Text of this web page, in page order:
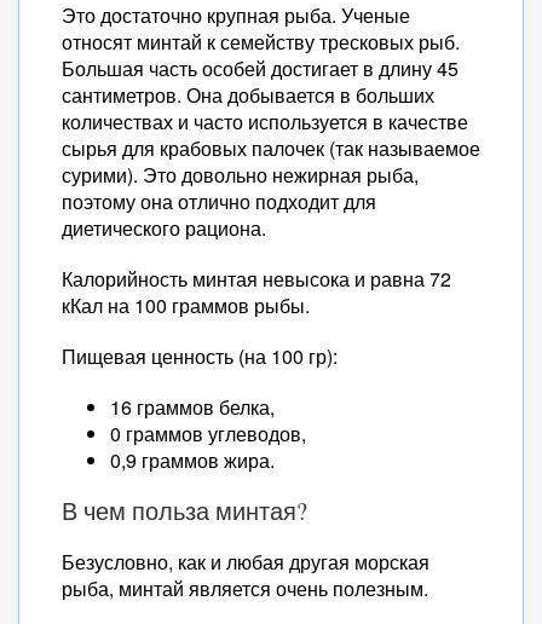
Это достаточно крупная рыба. Ученые
относят минтай к семейству тресковых рыб.
Большая часть особей достигает в длину 45
сантиметров. Она добывается в больших
количествах и часто используется в качестве
сырья для крабовых палочек (так называемое
сурими). Это довольно нежирная рыба,
поэтому она отлично подходит для
диетического рациона.
Калорийность минтая невысока и равна 72
кКал на 100 граммов рыбы.
Пищевая ценность (на 100 гр):
16 граммов белка,
0 граммов углеводов,
0,9 граммов жира.
В чем польза минтая?
Безусловно, как и любая другая морская
рыба, минтай является очень полезным.